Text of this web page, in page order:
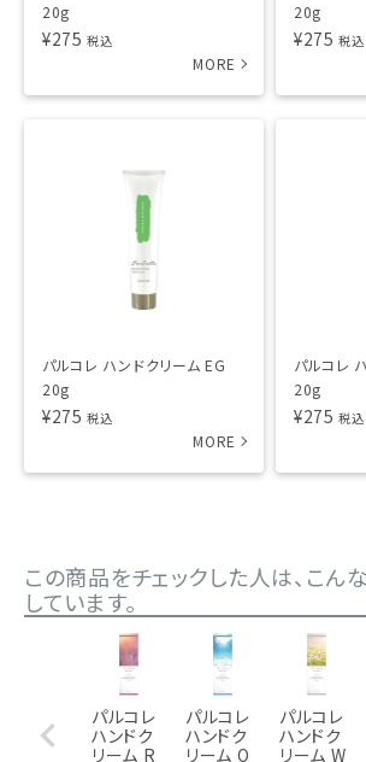
20g
¥275 税込
20g
¥275 税込
パルコレ ハンドクリーム EG
20g
¥275 税込
パルコレ
20g
¥275 税込
この商品をチェックした人は、こん
しています。
パルコレ
ハンドク
リーム R
パルコレ
ハンドク
リーム O
パルコレ
ハンドク
リーム W